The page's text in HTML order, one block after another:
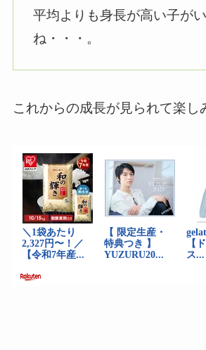
平均よりも身長が高い子が
ね・・・。
これからの成長が見られて楽し